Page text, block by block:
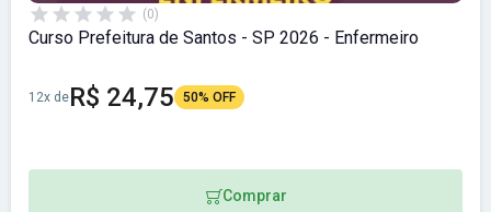
(0)
Curso Prefeitura de Santos - SP 2026 - Enfermeiro
12x deR$ 24,75 50% OFF
Comprar